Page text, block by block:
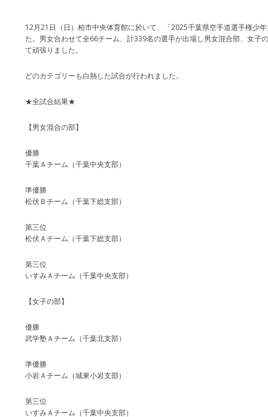
12月21日（日）柏市中央体育館に於いて、「2025千葉県空手道選手権少
た。男女合わせて全66チーム、計339名の選手が出場し男女混合部、女子
て頑張りました。
どのカテゴリーも白熱した試合が行われました。
★全試合結果★
【男女混合の部】
優勝
千葉Ａチーム（千葉中央支部）
準優勝
松伏Ｂチーム（千葉下総支部）
第三位
松伏Ａチーム（千葉下総支部）
第三位
いすみＡチーム（千葉中央支部）
【女子の部】
優勝
武学塾Ａチーム（千葉北支部）
準優勝
小岩Ａチーム（城東小岩支部）
第三位
いすみＡチーム（千葉中央支部）